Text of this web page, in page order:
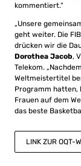
kommentiert.“
„Unsere
geht weiter. Die
drücken wir die
Dorothea Jacob,
Telekom.
Weltmeistertitel
Programm hatten,
Frauen auf dem
das beste
LINK ZUR OQT-